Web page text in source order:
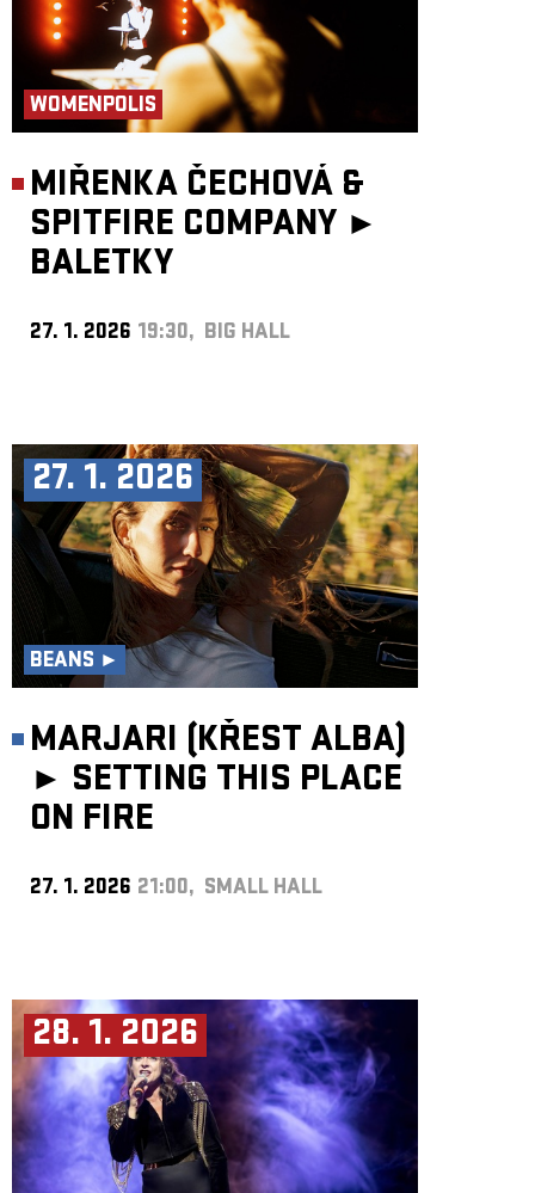
WOMENPOLIS
MIŘENKA ČECHOVÁ &
SPITFIRE COMPANY ►
BALETKY
27. 1. 2026 19:30, BIG HALL
27. 1. 2026
BEANS ►
MARJARI (KŘEST ALBA)
► SETTING THIS PLACE
ON FIRE
27. 1. 2026 21:00, SMALL HALL
28. 1. 2026